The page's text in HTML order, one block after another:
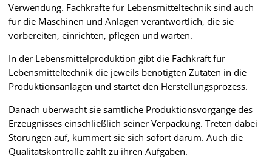
Verwendung. Fachkräfte für Lebensmitteltechnik sind auch
für die Maschinen und Anlagen verantwortlich, die sie
vorbereiten, einrichten, pflegen und warten.
In der Lebensmittelproduktion gibt die Fachkraft für
Lebensmitteltechnik die jeweils benötigten Zutaten in die
Produktionsanlagen und startet den Herstellungsprozess.
Danach überwacht sie sämtliche Produktionsvorgänge des
Erzeugnisses einschließlich seiner Verpackung. Treten dabei
Störungen auf, kümmert sie sich sofort darum. Auch die
Qualitätskontrolle zählt zu ihren Aufgaben.